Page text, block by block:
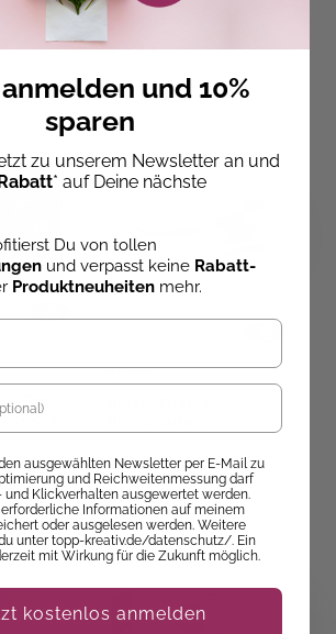
9,99 €
Das
–
Sofort Lieferbar
3,00 €
und 10%
sparen
zu unserem Newsletter an und
* auf Deine nächste
Du von tollen
und verpasst keine Rabatt-
Produktneuheiten mehr.
ausgewählten Newsletter per E-Mail zu
und Reichweitenmessung darf
und Klickverhalten ausgewertet werden.
Informationen auf meinem
oder ausgelesen werden. Weitere
unter topp-kreativ.de/datenschutz/. Ein
mit Wirkung für die Zukunft möglich.
kostenlos anmelden